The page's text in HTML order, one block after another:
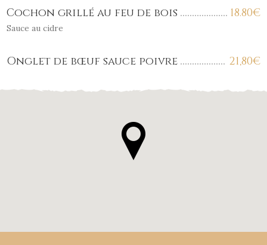
18.80€
Cochon grillé au feu de bois
Sauce au cidre
21,80€
Onglet de bœuf sauce poivre